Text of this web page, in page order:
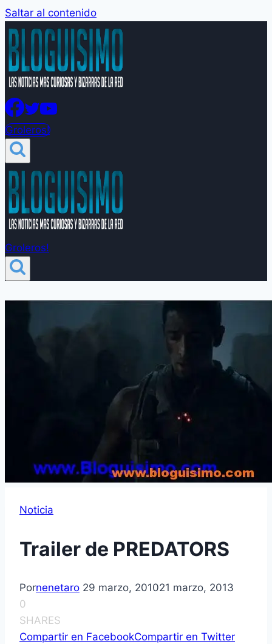
Saltar al contenido
Groleros!
Groleros!
Noticia
Trailer de PREDATORS
Pornenetaro 29 marzo, 201021 marzo, 2013
0
SHARES
Compartir en FacebookCompartir en Twitter